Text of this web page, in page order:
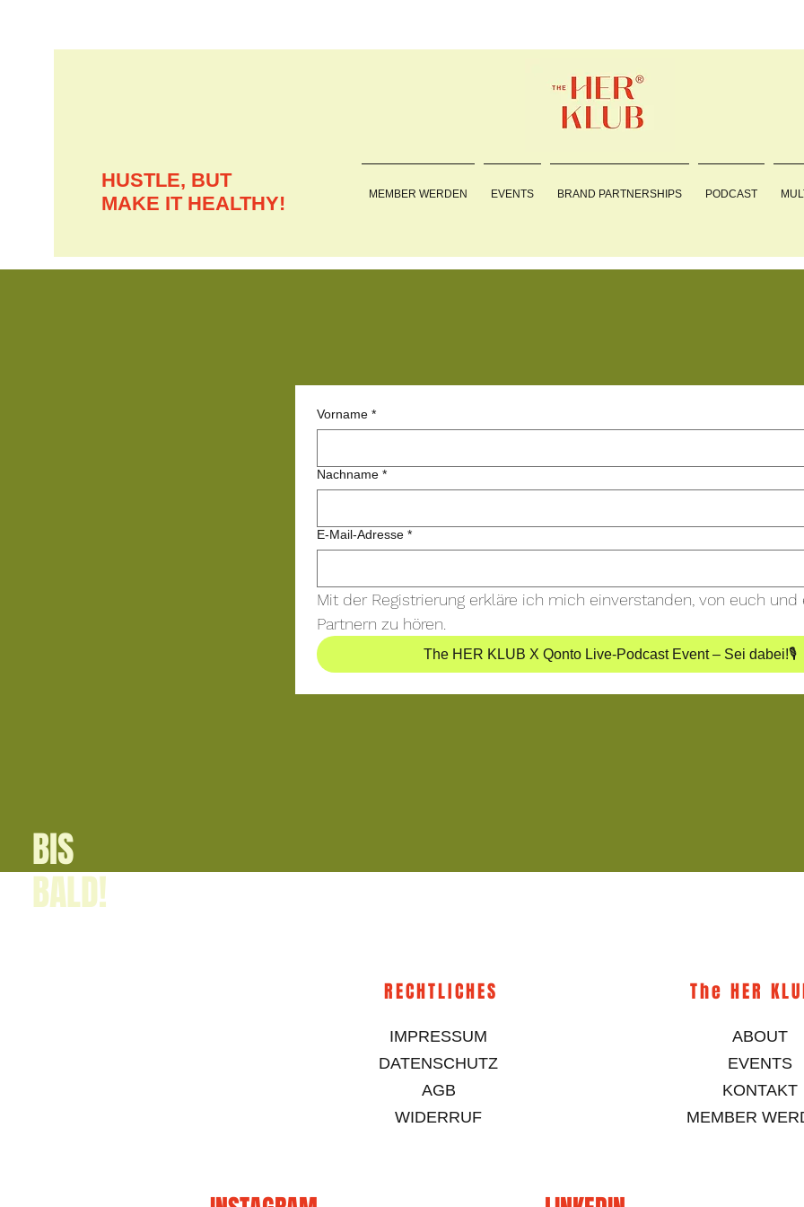
HUSTLE, BUT
MAKE IT HEALTHY!
MEMBER WERDEN EVENTS BRAND PARTNERSHIPS PODCAST
Vorname *
Nachname *
E-Mail-Adresse *
Mit der Registrierung erkläre ich mich einverstanden, von euch und
Partnern zu hören.
The HER KLUB X Qonto Live-Podcast Event – Sei dabei!🎙️
BIS
BALD!
RECHTLICHES
IMPRESSUM
DATENSCHUTZ
AGB
WIDERRUF
The HER
ABOUT
EVENTS
KONTAKT
MEMBER